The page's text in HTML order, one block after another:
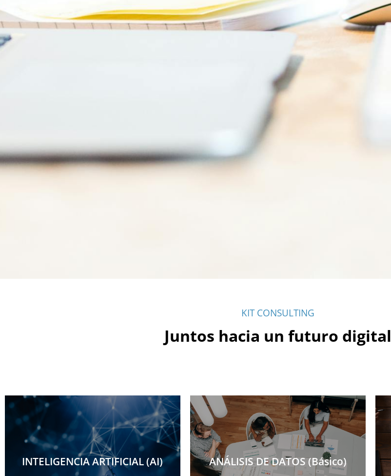
KIT CONSULTING
Juntos hacia un futuro digital
INTELIGENCIA ARTIFICIAL (AI)
INTELIGENCIA ARTIFICIAL (AI)
Más información
ANÁLISIS DE DATOS (Básico)
ANÁLISIS DE DATOS (Básico)
Más información